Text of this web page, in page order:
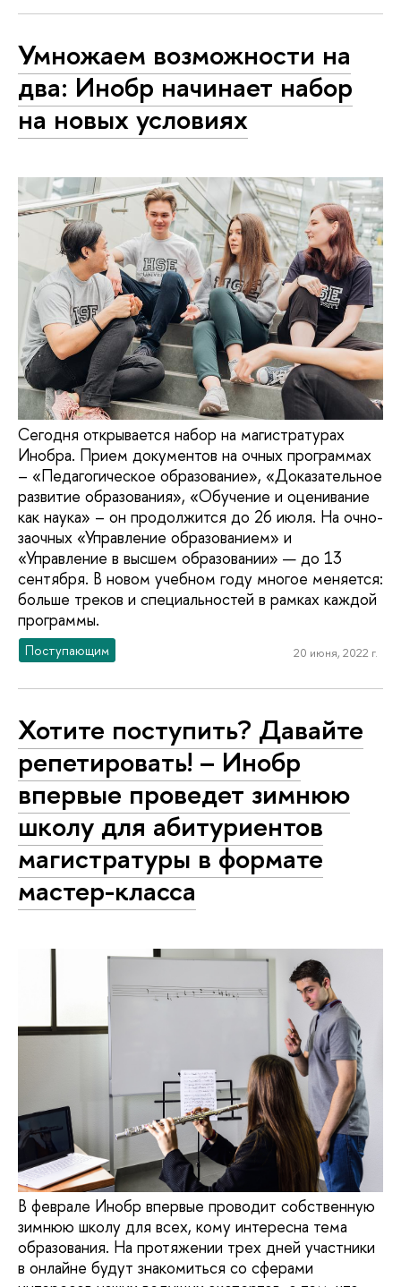
Умножаем возможности на
два: Инобр начинает набор
на новых условиях
Сегодня открывается набор на магистратурах
Инобра. Прием документов на очных программах
– «Педагогическое образование», «Доказательное
развитие образования», «Обучение и оценивание
как наука» – он продолжится до 26 июля. На очно-
заочных «Управление образованием» и
«Управление в высшем образовании» — до 13
сентября. В новом учебном году многое меняется:
больше треков и специальностей в рамках каждой
программы.
Поступающим 20 июня, 2022 г.
Хотите поступить? Давайте
репетировать! – Инобр
впервые проведет зимнюю
школу для абитуриентов
магистратуры в формате
мастер-класса
В феврале Инобр впервые проводит собственную
зимнюю школу для всех, кому интересна тема
образования. На протяжении трех дней участники
в онлайне будут знакомиться со сферами